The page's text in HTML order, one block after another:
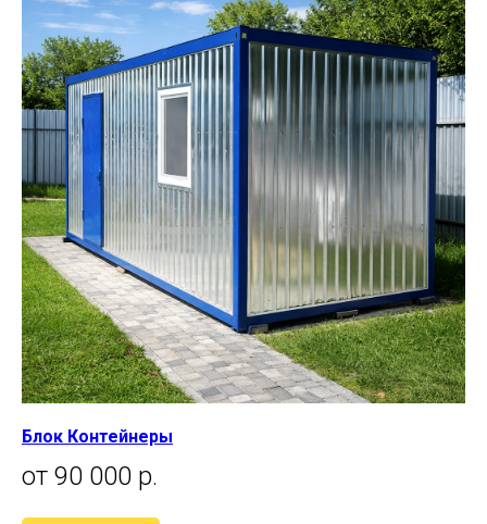
Блок Контейнеры
от 90 000 р.